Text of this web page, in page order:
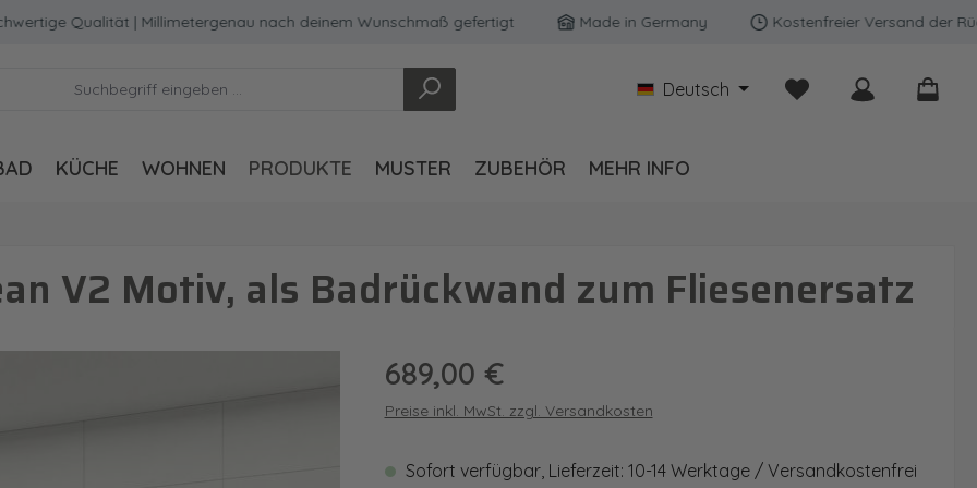
Qualität | Millimetergenau nach deinem Wunschmaß gefertigt Made in Germany Kostenfreier Versand der
Deutsch Du hast 0 Produkte
KÜCHE WOHNEN PRODUKTE MUSTER ZUBEHÖR MEHR INFO
V2 Motiv, als Badrückwand zum Fliesenersatz
Regulärer Preis:
689,00 €
Preise inkl. MwSt. zzgl. Versandkosten
Sofort verfügbar, Lieferzeit: 10-14 Werktage / Versandkostenfrei